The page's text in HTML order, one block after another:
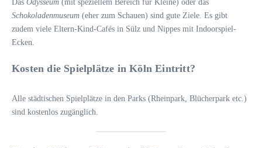
Das Odysseum (mit speziellem Bereich für Kleine) oder das
Schokoladenmuseum (eher zum Schauen) sind gute Ziele. Es gibt
zudem viele Eltern-Kind-Cafés in Sülz und Nippes mit Indoorspiel-
Ecken.
Kosten die Spielplätze in Köln Eintritt?
Alle städtischen Spielplätze in den Parks (Rheinpark, Blücherpark etc.)
sind kostenlos zugänglich.